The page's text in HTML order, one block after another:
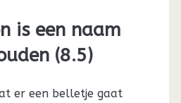
is een naam
(8.5)
er een belletje gaat